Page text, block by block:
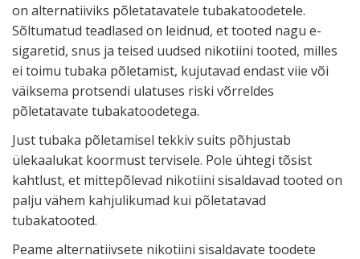
on alternatiiviks põletatavatele tubakatoodetele.
Sõltumatud teadlased on leidnud, et tooted nagu e-
sigaretid, snus ja teised uudsed nikotiini tooted, milles
ei toimu tubaka põletamist, kujutavad endast viie või
väiksema protsendi ulatuses riski võrreldes
põletatavate tubakatoodetega.
Just tubaka põletamisel tekkiv suits põhjustab
ülekaalukat koormust tervisele. Pole ühtegi tõsist
kahtlust, et mittepõlevad nikotiini sisaldavad tooted on
palju vähem kahjulikumad kui põletatavad
tubakatooted.
Peame alternatiivsete nikotiini sisaldavate toodete